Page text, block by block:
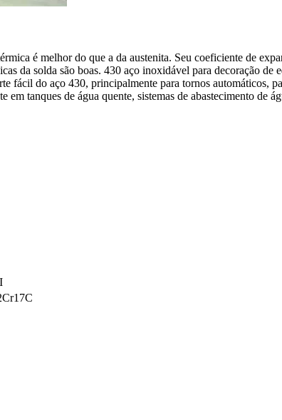
é melhor do que a da austenita. Seu coeficiente de
da solda são boas. 430 aço inoxidável para decoração de
fácil do aço 430, principalmente para tornos automáticos,
tanques de água quente, sistemas de abastecimento de